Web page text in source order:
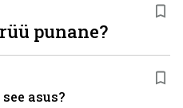
punane?
asus?